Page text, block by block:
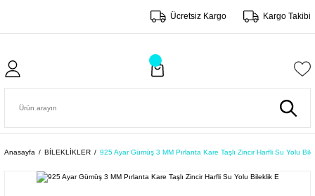
Ücretsiz Kargo Kargo Takibi
Anasayfa BİLEKLİKLER 925 Ayar Gümüş 3 MM Pırlanta Kare Taşlı Zincir Harfli Su Yolu